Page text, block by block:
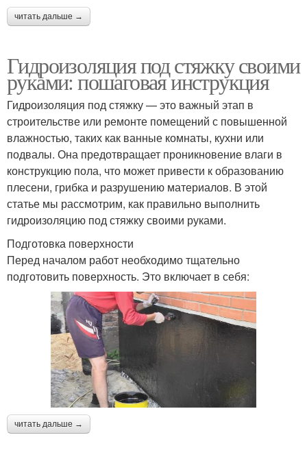
читать дальше →
Гидроизоляция под стяжку своими
руками: пошаговая инструкция
Гидроизоляция под стяжку — это важный этап в
строительстве или ремонте помещений с повышенной
влажностью, таких как ванные комнаты, кухни или
подвалы. Она предотвращает проникновение влаги в
конструкцию пола, что может привести к образованию
плесени, грибка и разрушению материалов. В этой
статье мы рассмотрим, как правильно выполнить
гидроизоляцию под стяжку своими руками.
Подготовка поверхности
Перед началом работ необходимо тщательно
подготовить поверхность. Это включает в себя:
читать дальше →